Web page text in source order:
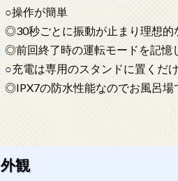
○操作が簡単
◎30秒ごとに振動が止まり理想的
◎前回終了時の運転モードを記憶
○充電は専用のスタンドに置くだけ
◎IPX7の防水性能なのでお風呂場
外観